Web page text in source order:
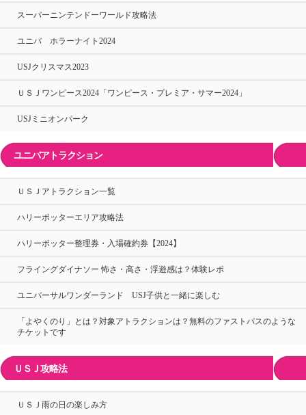
スーパーニンテンドーワールド攻略法
ユニバ ホラーナイト2024
USJクリスマス2023
ＵＳＪワンピース2024「ワンピース・プレミア・サマー2024」
USJミニオンパーク
ユニバアトラクション
ＵＳＪアトラクション一覧
ハリーポッターエリア攻略法
ハリーポッター整理券・入場確約券【2024】
フライングダイナソー 怖さ・高さ・浮遊感は？体験レポ
ユニバーサルワンダーランド USJ子供と一緒に楽しむ
「よやくのり」とは？対象アトラクションは？無料のファストパスのような
チケットです
ＵＳＪ攻略法
ＵＳＪ雨の日の楽しみ方